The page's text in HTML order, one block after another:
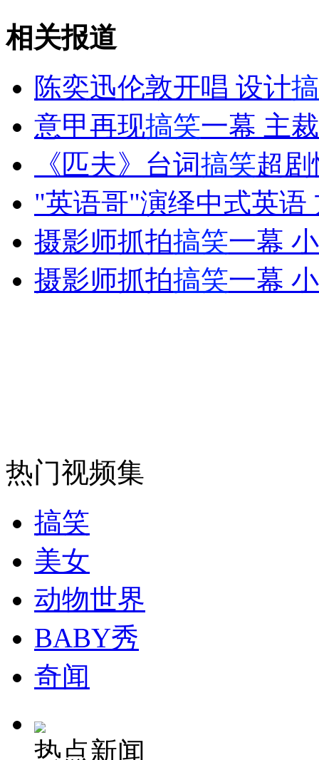
女孩北京地铁殴打老人 痛下狠手拳打脚踢
无痛分娩是否安全 医生回应
外交部：反对强权政治霸凌主义
外交部：有关国家言论片面不公正
纽约上演“枕头大战”
司机酒驾遇交警 急速倒车逃窜
相关报道
陈奕迅伦敦开唱 设计
意甲再现搞笑一幕 主
《匹夫》台词搞笑超
"英语哥"演绎中式英语
摄影师抓拍搞笑一幕
摄影师抓拍搞笑一幕
热门视频集
搞笑
美女
动物世界
BABY秀
奇闻
热点新闻